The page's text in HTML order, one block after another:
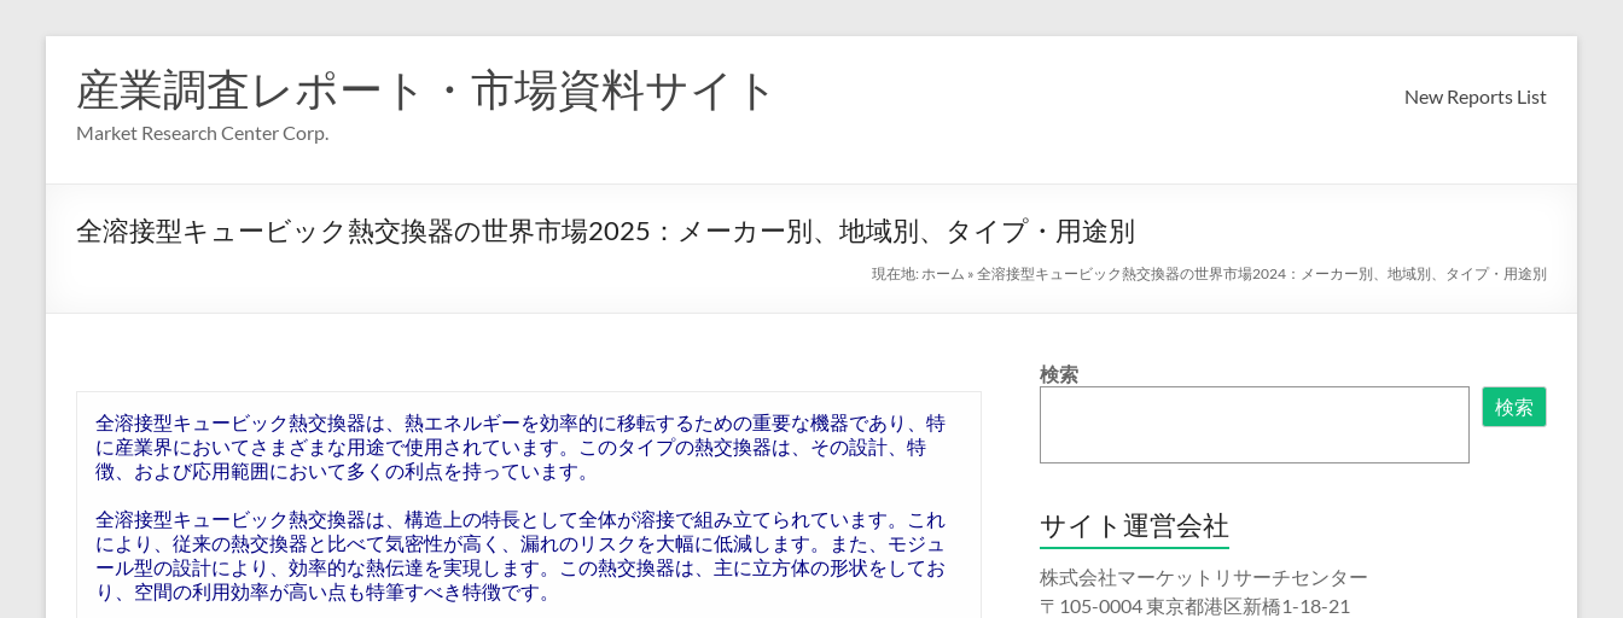
産業調査レポート・市場資料サイト
Market Research Center Corp.
New Reports List
全溶接型キュービック熱交換器の世界市場2025：メーカー別、地域別、タイプ・用途別
現在地: ホーム » 全溶接型キュービック熱交換器の世界市場2024：メーカー別、地域別、タイプ・用途別
全溶接型キュービック熱交換器は、熱エネルギーを効率的に移転するための重要な機器であり、特
に産業界においてさまざまな用途で使用されています。このタイプの熱交換器は、その設計、特
徴、および応用範囲において多くの利点を持っています。
全溶接型キュービック熱交換器は、構造上の特長として全体が溶接で組み立てられています。これ
により、従来の熱交換器と比べて気密性が高く、漏れのリスクを大幅に低減します。また、モジュ
ール型の設計により、効率的な熱伝達を実現します。この熱交換器は、主に立方体の形状をしてお
り、空間の利用効率が高い点も特筆すべき特徴です。
検索
検索
サイト運営会社
株式会社マーケットリサーチセンター
〒105-0004 東京都港区新橋1-18-21